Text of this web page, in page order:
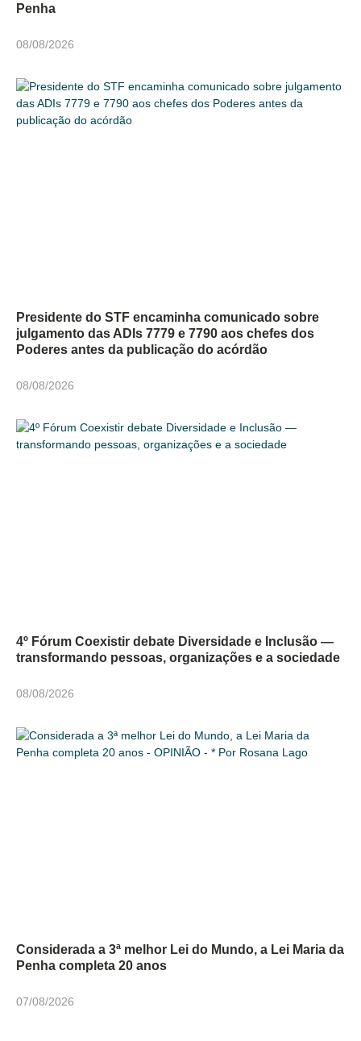
Penha
08/08/2026
Presidente do STF encaminha comunicado sobre
julgamento das ADIs 7779 e 7790 aos chefes dos
Poderes antes da publicação do acórdão
08/08/2026
4º Fórum Coexistir debate Diversidade e Inclusão —
transformando pessoas, organizações e a sociedade
08/08/2026
Considerada a 3ª melhor Lei do Mundo, a Lei Maria da
Penha completa 20 anos
07/08/2026